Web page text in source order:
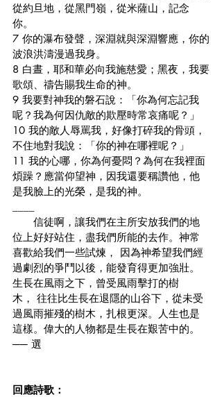
從約旦地，從黑門嶺，從米薩山，記念
你。
7 你的瀑布發聲，深淵就與深淵響應，你的
波浪洪濤漫過我身。
8 白晝，耶和華必向我施慈愛；黑夜，我要
歌頌、禱告賜我生命的神。
9 我要對神我的磐石說：「你為何忘記我
呢？我為何因仇敵的欺壓時常哀痛呢？」
10 我的敵人辱罵我，好像打碎我的骨頭，
不住地對我說：「你的神在哪裡呢？」
11 我的心哪，你為何憂悶？為何在我裡面
煩躁？應當仰望神，因我還要稱讚他，他
是我臉上的光榮，是我的神。
信徒啊，讓我們在主所安放我們的地
位上好好站住，盡我們所能的去作。 神常
喜歡給我們一些試煉， 因為神希望我們經
過劇烈的爭鬥以後，能發育得更加強壯。
生長在風雨之下，曾受風雨擊打的樹
木， 往往比生長在退隱的山谷下，從未受
過風雨摧殘的樹木，扎根更深。人生也是
這樣。偉大的人物都是生長在艱苦中的。
── 選
回應詩歌：